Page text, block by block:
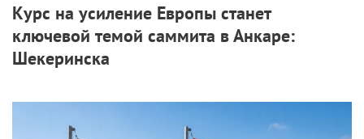
Курс на усиление Европы станет
ключевой темой саммита в Анкаре:
Шекеринска